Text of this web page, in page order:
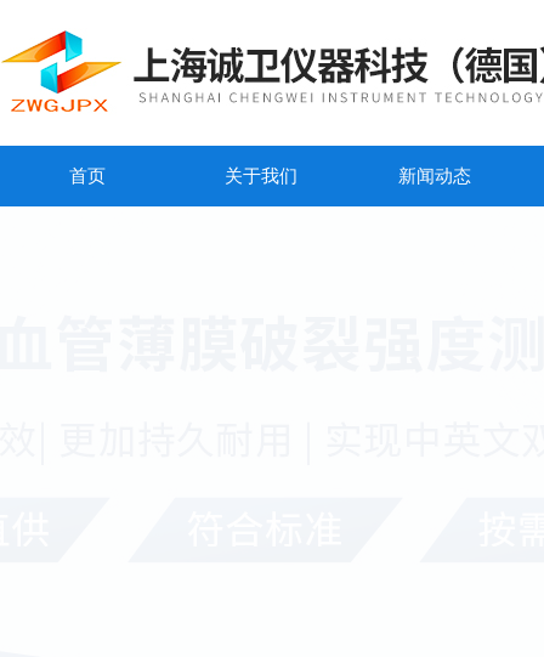
首页 关于我们 新闻动态